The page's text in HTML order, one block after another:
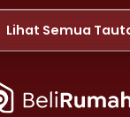
Meruya >
Jelambar >
di Jakarta Pusat
Lihat Semua